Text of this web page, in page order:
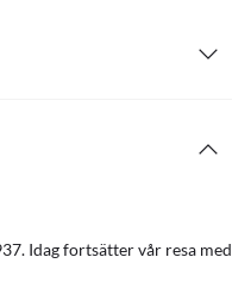
Idag fortsätter vår resa med